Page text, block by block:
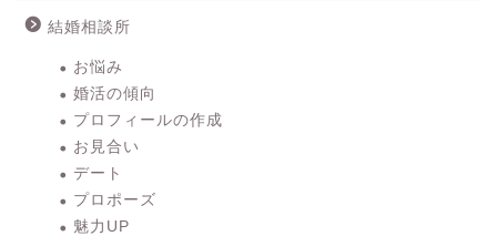
結婚相談所
お悩み
婚活の傾向
プロフィールの作成
お見合い
デート
プロポーズ
魅力UP